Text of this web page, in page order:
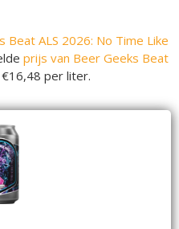
Beat ALS 2026: No Time Like
prijs van Beer Geeks Beat
per liter.